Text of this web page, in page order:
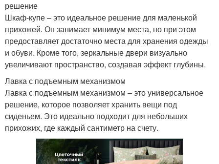
решение
Шкаф-купе – это идеальное решение для маленькой
прихожей. Он занимает минимум места, но при этом
предоставляет достаточно места для хранения одежды
и обуви. Кроме того, зеркальные двери визуально
увеличивают пространство, создавая эффект глубины.
Лавка с подъемным механизмом
Лавка с подъемным механизмом – это универсальное
решение, которое позволяет хранить вещи под
сиденьем. Это идеально подходит для небольших
прихожих, где каждый сантиметр на счету.